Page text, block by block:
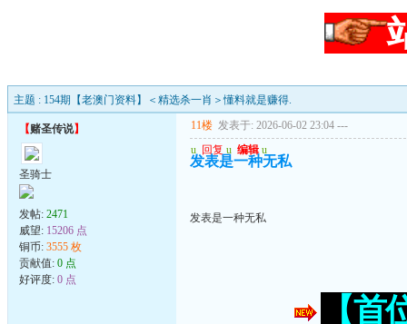
主题 : 154期【老澳门资料】＜精选杀一肖＞懂料就是赚得.
【赌圣传说】
圣骑士
发帖: 2471
威望: 15206 点
铜币: 3555 枚
贡献值: 0 点
好评度: 0 点
11楼 发表于: 2026-06-02 23:04 ---
u 回复 u 编辑 u
发表是一种无私
发表是一种无私
【